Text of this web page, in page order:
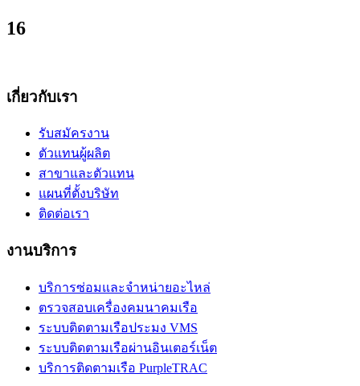
16
เกี่ยวกับเรา
รับสมัครงาน
ตัวแทนผู้ผลิต
สาขาและตัวแทน
แผนที่ตั้งบริษัท
ติดต่อเรา
งานบริการ
บริการซ่อมและจำหน่ายอะไหล่
ตรวจสอบเครื่องคมนาคมเรือ
ระบบติดตามเรือประมง VMS
ระบบติดตามเรือผ่านอินเตอร์เน็ต
บริการติดตามเรือ PurpleTRAC